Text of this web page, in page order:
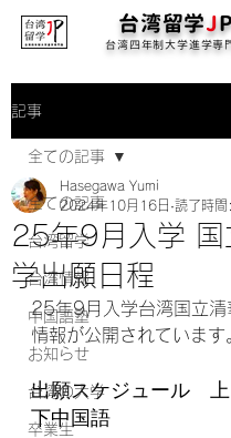
台湾留学J
台湾四年制大学進学専
記事
全ての記事
台湾留学
台湾情報
中国語塾
お知らせ
台湾の大学
卒業生
全ての記事
25年9月入学 国
学出願日程
Hasegawa Yumi
2024年10月16日 読了時
25年9月入学台湾国立清
情報が公開されています
出願スケジュール　上
下中国語